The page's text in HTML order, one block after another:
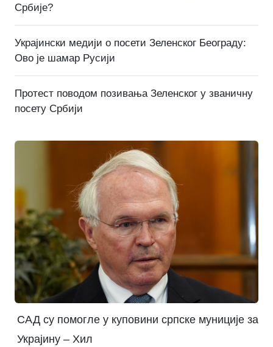
Србије?
Украјински медији о посети Зеленског Београду:
Ово је шамар Русији
Протест поводом позивања Зеленског у званичну
посету Србији
САД су помогле у куповини српске муниције за
Украјину – Хил